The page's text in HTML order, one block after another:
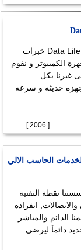
شركة Data Life for Computer خبرات
الكمبيوتر و نقوم
غيرنا بكل
حديثه و سرعه
[ 2006 ]
الحاسب الالي
نقطة التقنية
انفراده
الدائم والمباشر
دائمآ ليرضي